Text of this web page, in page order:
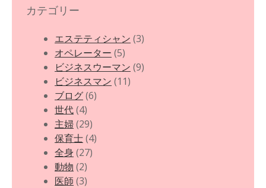
カテゴリー
エステティシャン (3)
オペレーター (5)
ビジネスウーマン (9)
ビジネスマン (11)
ブログ(6)
世代(4)
主婦(29)
保育士(4)
全身 (27)
動物 (2)
医師 (3)